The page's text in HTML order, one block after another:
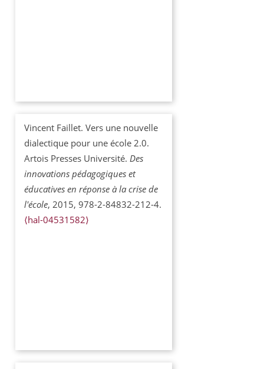
Vincent Faillet. Vers une nouvelle
dialectique pour une école 2.0.
Artois Presses Université. Des
innovations pédagogiques et
éducatives en réponse à la crise de
l'école, 2015, 978-2-84832-212-4.
⟨hal-04531582⟩